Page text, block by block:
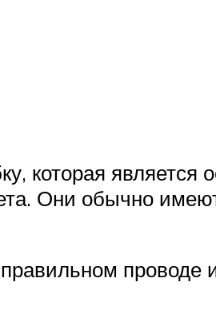
которая является
Они обычно